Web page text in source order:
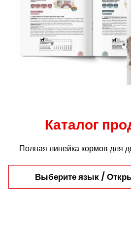
Каталог
Полная линейка кормов для
Выберите язык /